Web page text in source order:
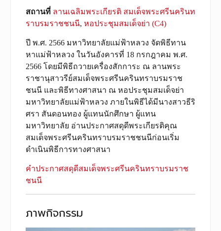
สถานที่ ลานเฉลิมพระเกียรติ สมเด็จพระศรีนครินท
ราบรมราชชนนี, หอประชุมสมเด็จย่า (C4)
ปี พ.ศ. 2566 มหาวิทยาลัยแม่ฟ้าหลวง จัดพิธีทาน
หาแม่ฟ้าหลวง ในวันอังคารที่ 18 กรกฎาคม พ.ศ.
2566 โดยมีพิธีถวายเครื่องสักการะ ณ ลานพระ
ราชานุสาวรีย์สมเด็จพระศรีนครินทราบรมราช
ชนนี และพิธีทางศาสนา ณ หอประชุมสมเด็จย่า
มหาวิทยาลัยแม่ฟ้าหลวง ภายในพิธีได้มีนางสาวธีริ
ศรา สันดอนทอง ผู้แทนนักศึกษา ผู้แทน
มหาวิทยาลัย อ่านประกาศสดุดีพระเกียรติคุณ
สมเด็จพระศรีนครินทราบรมราชชนนีก่อนเริ่ม
ดำเนินพิธีการทางศาสนา
คำประกาศสดุดีสมเด็จพระศรีนครินทราบรมราช
ชนนี
ภาพกิจกรรม